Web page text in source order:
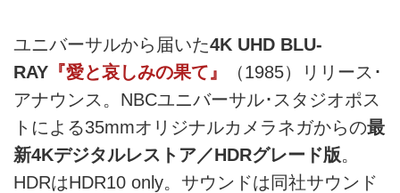
ユニバーサルから届いた4K UHD BLU-
RAY 『愛と哀しみの果て』
（1985）リリース･
アナウンス。NBCユニバーサル･スタジオポス
トによる35mmオリジナルカメラネガからの最
新4Kデジタルレストア／HDRグレード版。
HDRはHDR10 only。サウンドは同社サウンド